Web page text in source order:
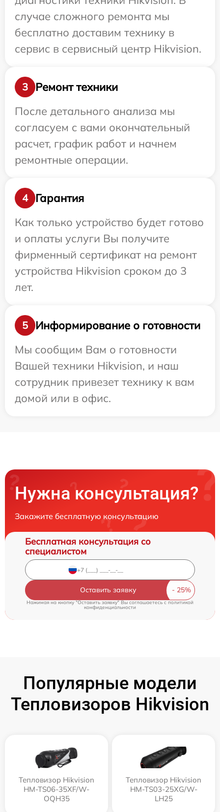
случае сложного ремонта мы
бесплатно доставим технику в
сервис в сервисный центр Hikvision.
3
Ремонт техники
После детального анализа мы
согласуем с вами окончательный
расчет, график работ и начнем
ремонтные операции.
4
Гарантия
Как только устройство будет готово
и оплаты услуги Вы получите
фирменный сертификат на ремонт
устройства Hikvision сроком до 3
лет.
5
Информирование о готовности
Мы сообщим Вам о готовности
Вашей техники Hikvision, и наш
сотрудник привезет технику к вам
домой или в офис.
Нужна консультация?
Закажите бесплатную консультацию
Бесплатная консультация со
специалистом
Оставить заявку
Нажимая на кнопку "Оставить заявку" Вы соглашаетесь cполитикой
конфиденциальности
Популярные модели
Тепловизоров Hikvision
Тепловизор Hikvision
HM-TS06-35XF/W-
OQH35
Тепловизор Hikvision
HM-TS03-25XG/W-
LH25